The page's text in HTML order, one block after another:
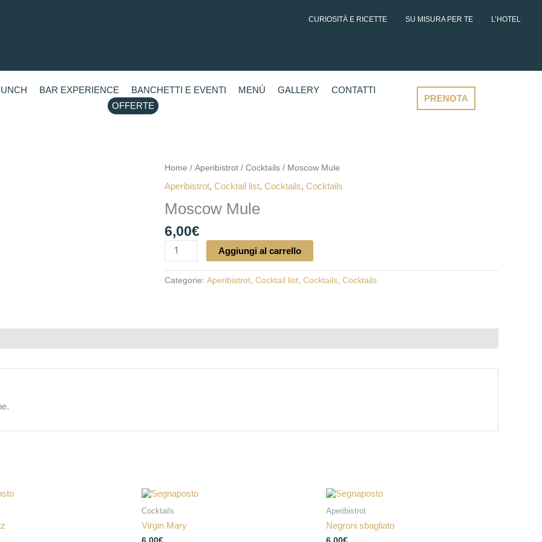
CURIOSITÀ E RICETTE SU MISURA PER TE L’HOTEL
BAR EXPERIENCE BANCHETTI E EVENTI MENÙ GALLERY
CONTATTI
OFFERTE
PRENOTA
Home / Aperibistrot / Cocktails / Moscow Mule
Aperibistrot, Cocktail list, Cocktails, Cocktails
Moscow Mule
6,00€
Moscow
quantità
Aggiungi al carrello
Categorie: Aperibistrot Cocktail list Cocktails Cocktails
Cocktails
Virgin Mary
Aperibistrot
Negroni sbagliato